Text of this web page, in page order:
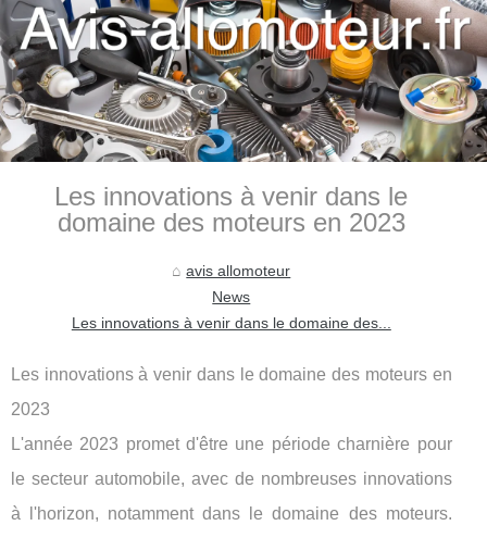
Les innovations à venir dans le
domaine des moteurs en 2023
avis allomoteur
News
Les innovations à venir dans le domaine des...
Les innovations à venir dans le domaine des moteurs en
2023
L'année 2023 promet d'être une période charnière pour
le secteur automobile, avec de nombreuses innovations
à l'horizon, notamment dans le domaine des moteurs.